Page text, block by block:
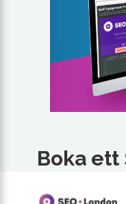
Boka ett